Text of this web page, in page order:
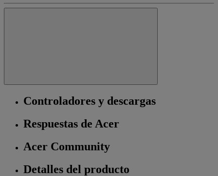
Controladores y descargas
Respuestas de Acer
Acer Community
Detalles del producto